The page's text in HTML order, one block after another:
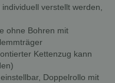
verstellt werden,
ohne Bohren mit
Kettenzug kann
Doppelrollo mit